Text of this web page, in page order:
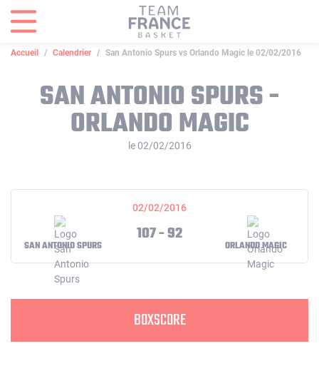
Accueil Calendrier San Antonio Spurs vs Orlando Magic le 02/02/2016
SAN ANTONIO SPURS -
ORLANDO MAGIC
le 02/02/2016
02/02/2016
SAN ANTONIO SPURS
107 - 92
ORLANDO MAGIC
BOXSCORE
Panneau de gestion des cookies